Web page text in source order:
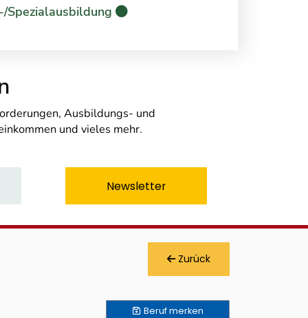
Spezialausbildung
Ausbildungs- und
und vieles mehr.
Newsletter
Zurück
Berufmerken